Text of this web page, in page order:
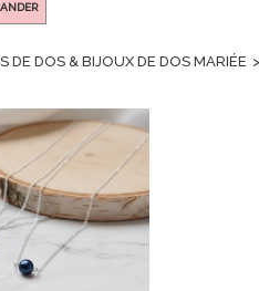
DE DOS & BIJOUX DE DOS MARIÉE >